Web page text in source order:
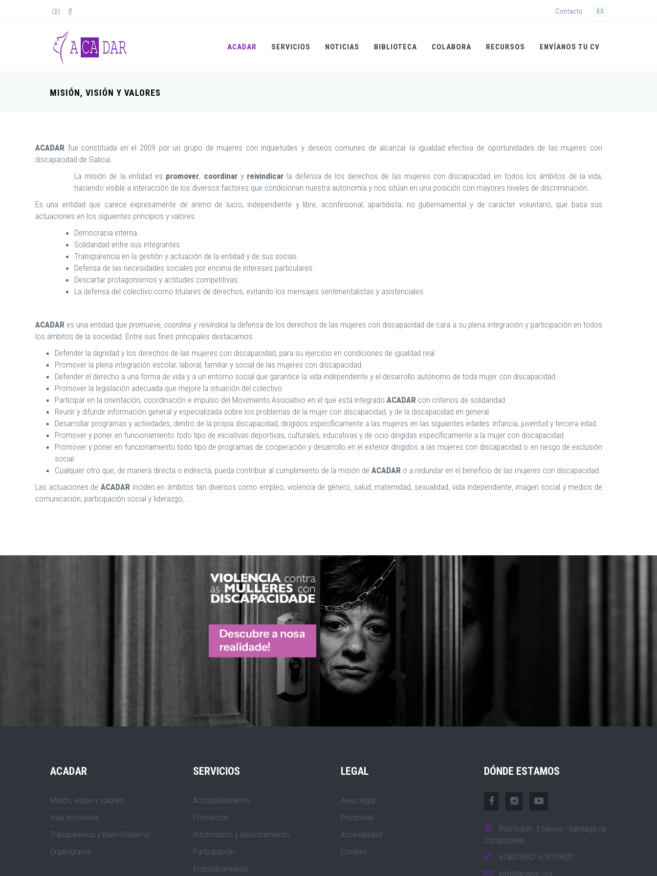
Contacto ES
ACADAR SERVICIOS NOTICIAS BIBLIOTECA COLABORA RECURSOS ENVÍANOS TU CV
MISIÓN, VISIÓN Y VALORES
ACADAR fue constituida en el 2009 por un grupo de mujeres con inquietudes y deseos comunes de alcanzar la igualdad efectiva de oportunidades de las mujeres con
discapacidad de Galicia.
La misión de la entidad es promover, coordinar y reivindicar la defensa de los derechos de las mujeres con discapacidad en todos los ámbitos de la vida,
haciendo visible a interacción de los diversos factores que condicionan nuestra autonomía y nos sitúan en una posición con mayores niveles de discriminación.
Es una entidad que carece expresamente de ánimo de lucro, independiente y libre, aconfesional, apartidista, no gubernamental y de carácter voluntario, que basa sus
actuaciones en los siguientes principios y valores:
Democracia interna.
Solidaridad entre sus integrantes.
Transparencia en la gestión y actuación de la entidad y de sus socias.
Defensa de las necesidades sociales por encima de intereses particulares.
Descartar protagonismos y actitudes competitivas.
La defensa del colectivo como titulares de derechos, evitando los mensajes sentimentalistas y asistenciales.
ACADAR es una entidad quepromueve, coordina y reivindica la defensa de los derechos de las mujeres con discapacidad de cara a su plena integración y participación en todos
los ámbitos de la sociedad. Entre sus fines principales destacamos:
Defender la dignidad y los derechos de las mujeres con discapacidad, para su ejercicio en condiciones de igualdad real.
Promover la plena integración escolar, laboral, familiar y social de las mujeres con discapacidad.
Defender el derecho a una forma de vida y a un entorno social que garantice la vida independiente y el desarrollo autónomo de toda mujer con discapacidad.
Promover la legislación adecuada que mejore la situación del colectivo.
Participar en la orientación, coordinación e impulso del Movimiento Asociativo en el que está integrado ACADAR con criterios de solidaridad.
Reunir y difundir información general y especializada sobre los problemas de la mujer con discapacidad, y de la discapacidad en general.
Desarrollar programas y actividades, dentro de la propia discapacidad, dirigidos específicamente a las mujeres en las siguientes edades: infancia, juventud y tercera edad.
Promover y poner en funcionamiento todo tipo de iniciativas deportivas, culturales, educativas y de ocio dirigidas específicamente a la mujer con discapacidad.
Promover y poner en funcionamiento todo tipo de programas de cooperación y desarrollo en el exterior dirigidos a las mujeres con discapacidad o en riesgo de exclusión
social.
Cualquier otro que, de manera directa o indirecta, pueda contribuir al cumplimiento de la misión de ACADAR o a redundar en el beneficio de las mujeres con discapacidad.
Las actuaciones deACADAR inciden en ámbitos tan diversos como empleo, violencia de género, salud, maternidad, sexualidad, vida independiente, imagen social y medios de
comunicación, participación social y liderazgo,...
ACADAR
Misión, visión y valores
Vida asociativa
Transparencia y Buen Gobierno
Organigrama
SERVICIOS
Acompañamiento
Formación
Información y Asesoramiento
Participación
Empoderamiento
LEGAL
Aviso legal
Privacidad
Accesibilidad
Cookies
DÓNDE ESTAMOS
Rúa Dublín, 3 baixos - Santiago de
Compostela
674073092- 674139837
info@acadar.org